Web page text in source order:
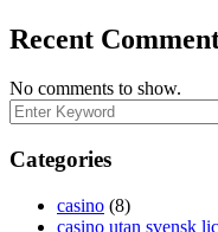
Recent
No comments to show.
Categories
casino (8)
casino utan svensk